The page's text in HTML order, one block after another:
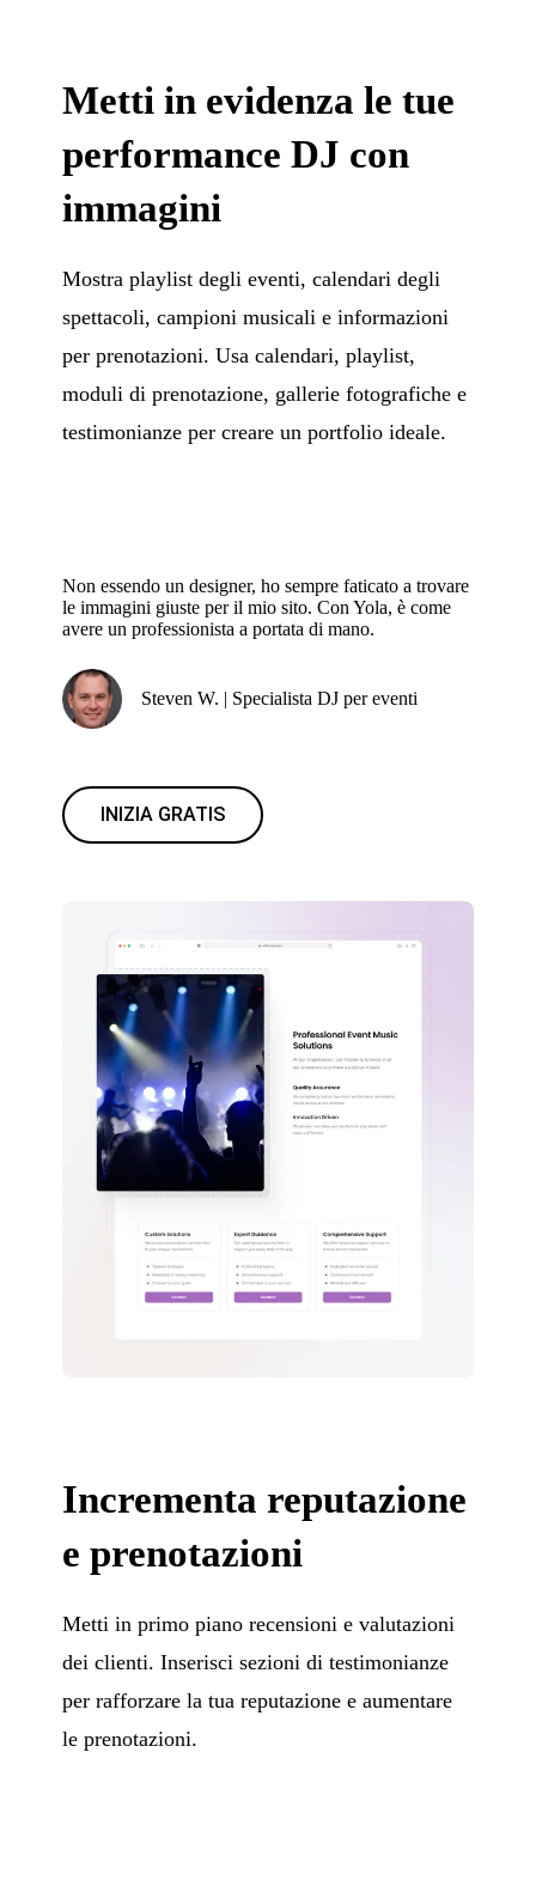
Metti in evidenza le tue
performance DJ con
immagini
Mostra playlist degli eventi, calendari degli
spettacoli, campioni musicali e informazioni
per prenotazioni. Usa calendari, playlist,
moduli di prenotazione, gallerie fotografiche e
testimonianze per creare un portfolio ideale.
Non essendo un designer, ho sempre faticato a trovare
le immagini giuste per il mio sito. Con Yola, è come
avere un professionista a portata di mano.
Steven W. | Specialista DJ per eventi
INIZIA GRATIS
Incrementa reputazione
e prenotazioni
Metti in primo piano recensioni e valutazioni
dei clienti. Inserisci sezioni di testimonianze
per rafforzare la tua reputazione e aumentare
le prenotazioni.